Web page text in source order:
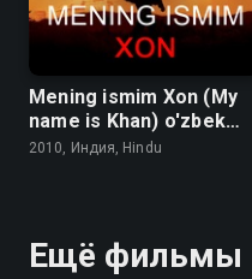
Mening ismim Xon (My
name is Khan) o'zbek
tilida
2010, Индия, Hindu
Ещё фильмы